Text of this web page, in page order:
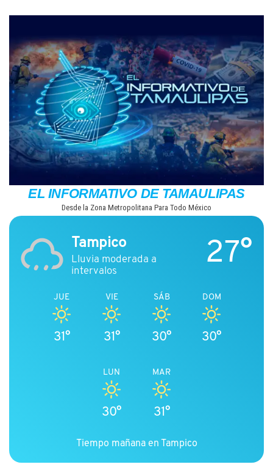
contenido
EL INFORMATIVO DE TAMAULIPAS
Desde la Zona Metropolitana Para Todo México
Tampico
Lluvia moderada a
intervalos
27°
JUE
31°
VIE
31°
SÁB
30°
DOM
30°
LUN
30°
MAR
31°
Tiempo mañana en Tampico